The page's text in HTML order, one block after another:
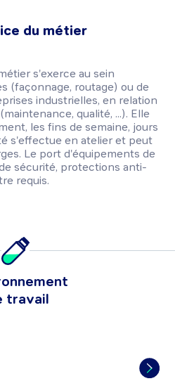
du métier
s'exerce au sein
(façonnage, routage) ou de
industrielles, en relation
qualité, ...). Elle
les fins de semaine, jours
s'effectue en atelier et peut
Le port d'équipements de
sécurité, protections anti-
requis.
travail